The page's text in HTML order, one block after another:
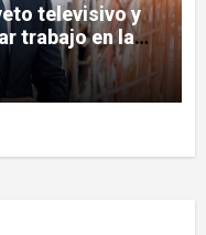
televisivo y
trabajo en la